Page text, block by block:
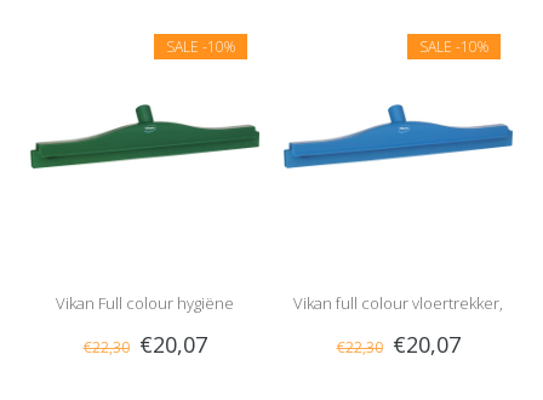
SALE -10%
Vikan Full colour hygiëne
vloertrekker, vaste nek, 50 cm,
€22,30 €20,07
SALE -10%
Vikan full colour vloertrekker,
50
€22,30 €20,07